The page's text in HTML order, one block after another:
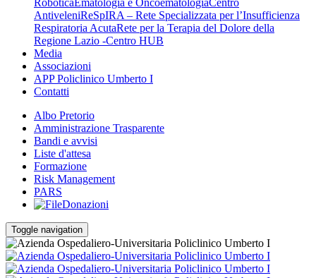
RoboticaEmatologia e OncoematologiaCentro
AntiveleniReSpIRA – Rete Specializzata per l’Insufficienza
Respiratoria AcutaRete per la Terapia del Dolore della
Regione Lazio -Centro HUB
Media
Associazioni
APP Policlinico Umberto I
Contatti
Albo Pretorio
Amministrazione Trasparente
Bandi e avvisi
Liste d'attesa
Formazione
Risk Management
PARS
Donazioni
Toggle navigation